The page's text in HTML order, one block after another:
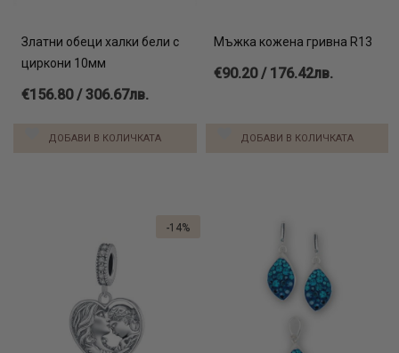
Златни обеци халки бели с
циркони 10мм
€156.80 / 306.67лв.
ДОБАВИ В КОЛИЧКАТА
Мъжка кожена гривна R13
€90.20 / 176.42лв.
ДОБАВИ В КОЛИЧКАТА
-14%